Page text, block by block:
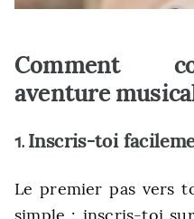
Comment
aventure
1. Inscris-toi
Le premier pas vers